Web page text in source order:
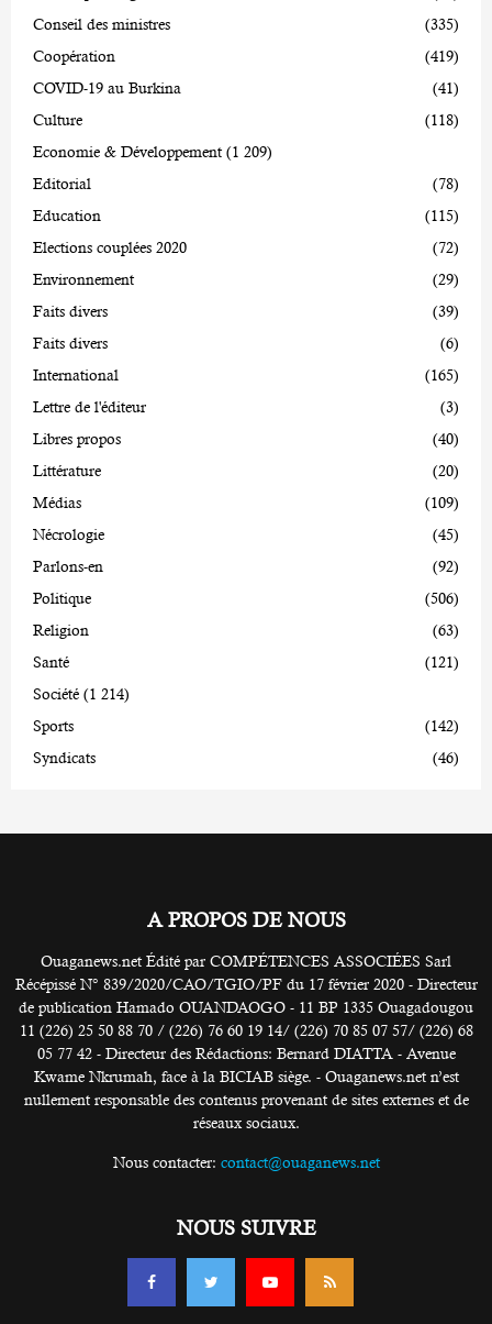
Conseil des ministres
(335)
Coopération
(419)
COVID-19 au Burkina
(41)
Culture
(118)
Economie & Développement (1 209)
Editorial
(78)
Education
(115)
Elections couplées 2020
(72)
Environnement
(29)
Faits divers
(39)
Faits divers
(6)
International
(165)
Lettre de l'éditeur
(3)
Libres propos
(40)
Littérature
(20)
Médias
(109)
Nécrologie
(45)
Parlons-en
(92)
Politique
(506)
Religion
(63)
Santé
(121)
Société (1 214)
Sports
(142)
Syndicats
(46)
A PROPOS DE NOUS
Ouaganews.net Édité par COMPÉTENCES ASSOCIÉES Sarl
Récépissé N° 839/2020/CAO/TGIO/PF du 17 février 2020 - Directeur
de publication Hamado OUANDAOGO - 11 BP 1335 Ouagadougou
11 (226) 25 50 88 70 / (226) 76 60 19 14/ (226) 70 85 07 57/ (226) 68
05 77 42 - Directeur des Rédactions: Bernard DIATTA - Avenue
Kwame Nkrumah, face à la BICIAB siège. - Ouaganews.net n’est
nullement responsable des contenus provenant de sites externes et de
réseaux sociaux.
Nous contacter: contact@ouaganews.net
NOUS SUIVRE